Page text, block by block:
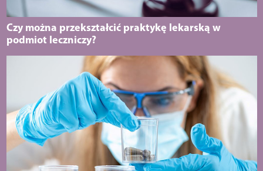
Czy można przekształcić praktykę lekarską w
podmiot leczniczy?